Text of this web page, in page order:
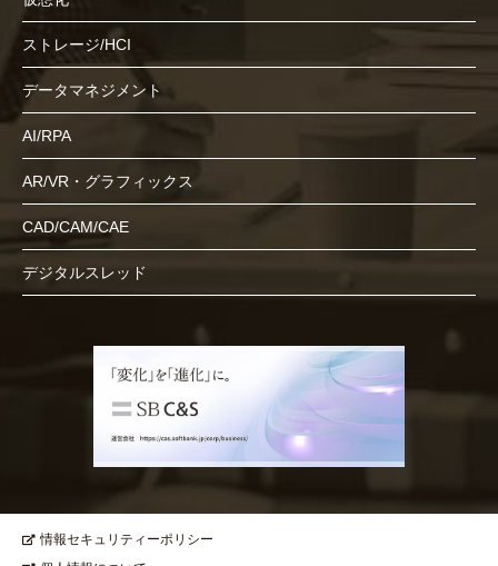
ストレージ/HCI
データマネジメント
AI/RPA
AR/VR・グラフィックス
CAD/CAM/CAE
デジタルスレッド
情報セキュリティーポリシー